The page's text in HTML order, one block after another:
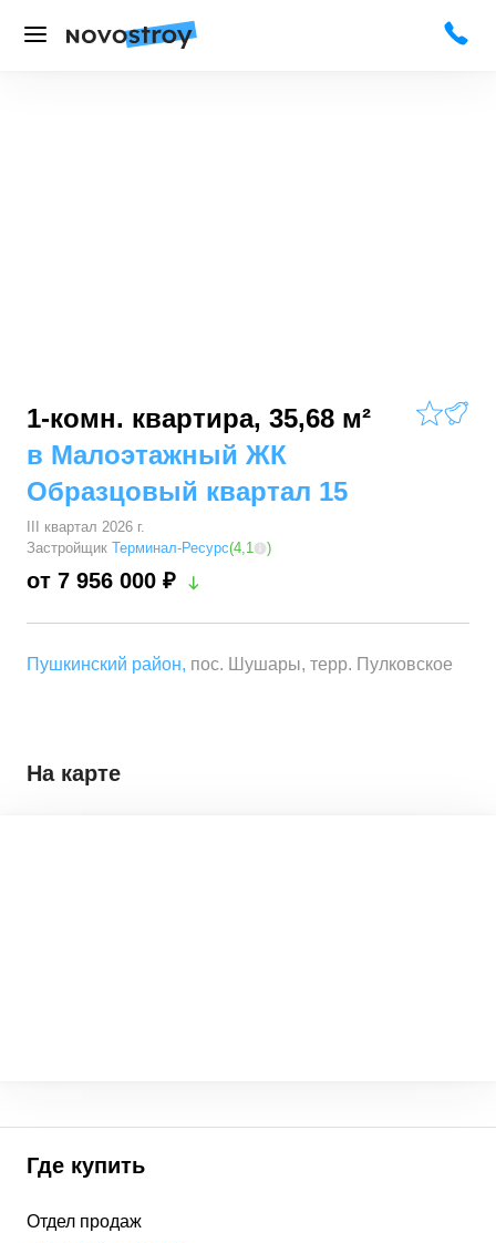
1-комн. квартира, 35,68 м²
в Малоэтажный ЖК
Образцовый квартал 15
III квартал 2026 г.
Застройщик Терминал-Ресурс(4,1 )
от 7 956 000 ₽
Пушкинский район, пос. Шушары, терр. Пулковское
Где купить
Отдел продаж
На карте